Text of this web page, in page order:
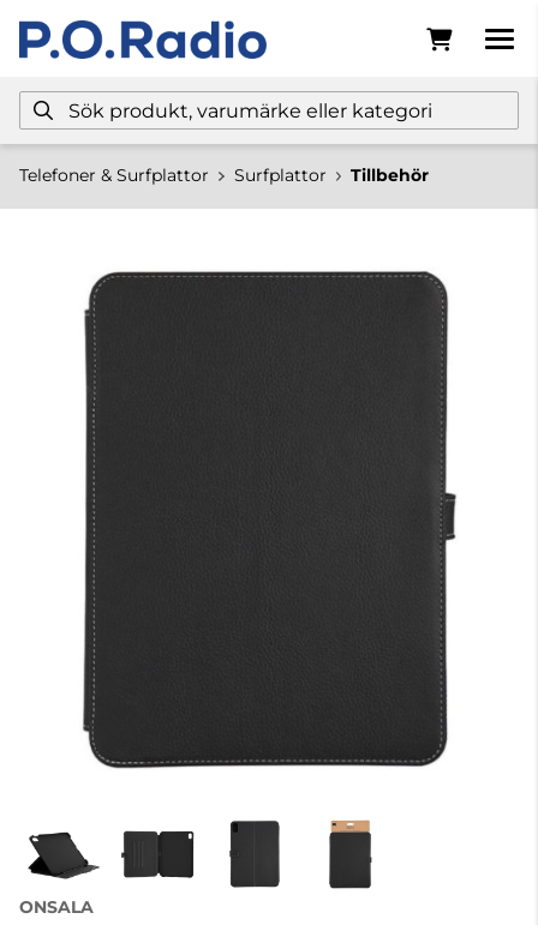
Telefoner & Surfplattor Surfplattor Tillbehör
ONSALA